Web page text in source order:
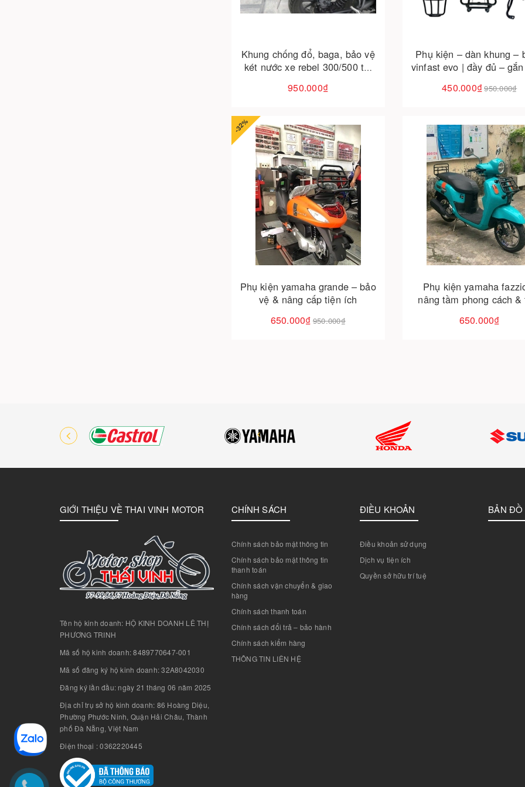
Khung chống đổ, baga, bảo vệ
két nước xe rebel 300/500 tại
lên dáng chuẩn bobber
950.000₫
Phụ kiện – dàn khung –
vinfast evo | đầy đủ –
450.000₫950.000₫
-32%
Phụ kiện yamaha grande – bảo
vệ & nâng cấp tiện ích
650.000₫ 950.000₫
Cho vào giỏ hàng
Phụ kiện yamaha
nâng tầm phong cách &
650.000₫
Cho vào giỏ hàng
GIỚI THIỆU VỀ THAI VINH MOTOR
Tên hộ kinh doanh: HỘ KINH DOANH LÊ THỊ
PHƯƠNG TRINH
Mã số hộ kinh doanh: 8489770647-001
Mã số đăng ký hộ kinh doanh: 32A8042030
Đăng ký lần đầu: ngày 21 tháng 06 năm 2025
Địa chỉ trụ sở hộ kinh doanh: 86 Hoàng Diệu,
Phường Phước Ninh, Quận Hải Châu, Thành
phố Đà Nẵng, Việt Nam
Điện thoại : 0362220445
CHÍNH SÁCH
Chính sách bảo mật thông tin
Chính sách bảo mật thông tin
thanh toán
Chính sách vận chuyển & giao
hàng
Chính sách thanh toán
Chính sách đổi trả – bảo hành
Chính sách kiểm hàng
THÔNG TIN LIÊN HỆ
ĐIỀU KHOẢN
Điều khoản sử dụng
Dịch vụ tiện ích
Quyền sở hữu trí tuệ
BẢN ĐỒ